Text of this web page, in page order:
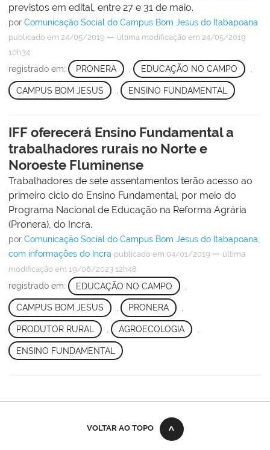
previstos em edital, entre 27 e 31 de maio.
por Comunicação Social do Campus Bom Jesus do Itabapoana
publicado em 24/05/2019 — última modificação em 24/05/2019
10h34
registrado em: PRONERA EDUCAÇÃO NO CAMPO
CAMPUS BOM JESUS ENSINO FUNDAMENTAL
IFF oferecerá Ensino Fundamental a
trabalhadores rurais no Norte e
Noroeste Fluminense
Trabalhadores de sete assentamentos terão acesso ao
primeiro ciclo do Ensino Fundamental, por meio do
Programa Nacional de Educação na Reforma Agrária
(Pronera), do Incra.
por Comunicação Social do Campus Bom Jesus do Itabapoana,
com informações do Incra publicado em 04/01/2019 — última
modificação em 19/06/2023 12h48
registrado em: EDUCAÇÃO NO CAMPO
CAMPUS BOM JESUS , PRONERA ,
PRODUTOR RURAL AGROECOLOGIA
ENSINO FUNDAMENTAL
VOLTAR AO TOPO